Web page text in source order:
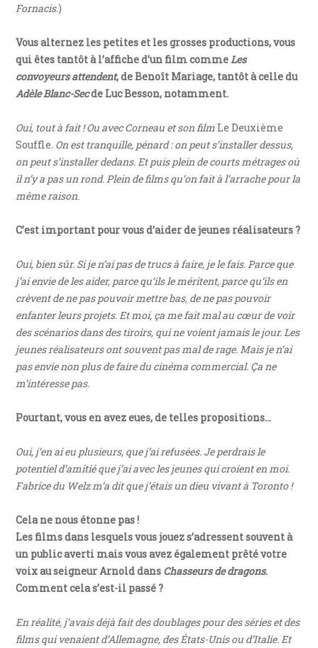
Fornacis.)
Vous alternez les petites et les grosses productions, vous
qui êtes tantôt à l’affiche d’un film comme Les
convoyeurs attendent, de Benoît Mariage, tantôt à celle du
Adèle Blanc-Secde Luc Besson, notamment.
Oui, tout à fait ! Ou avec Corneau et son film Le Deuxième
Souffle. On est tranquille, pénard : on peut s’installer dessus,
on peut s’installer dedans. Et puis plein de courts métrages où
il n’y a pas un rond. Plein de films qu’on fait à l’arrache pour la
même raison.
C’est important pour vous d’aider de jeunes réalisateurs ?
Oui, bien sûr. Si je n’ai pas de trucs à faire, je le fais. Parce que
j’ai envie de les aider, parce qu’ils le méritent, parce qu’ils en
crèvent de ne pas pouvoir mettre bas, de ne pas pouvoir
enfanter leurs projets. Et moi, ça me fait mal au cœur de voir
des scénarios dans des tiroirs, qui ne voient jamais le jour. Les
jeunes réalisateurs ont souvent pas mal de rage. Mais je n’ai
pas envie non plus de faire du cinéma commercial. Ça ne
m’intéresse pas.
Pourtant, vous en avez eues, de telles propositions…
Oui, j’en ai eu plusieurs, que j’ai refusées. Je perdrais le
potentiel d’amitié que j’ai avec les jeunes qui croient en moi.
Fabrice du Welz m’a dit que j’étais un dieu vivant à Toronto !
Cela ne nous étonne pas !
Les films dans lesquels vous jouez s’adressent souvent à
un public averti mais vous avez également prêté votre
voix au seigneur Arnold dans Chasseurs de dragons.
Comment cela s’est-il passé ?
En réalité, j’avais déjà fait des doublages pour des séries et des
films qui venaient d’Allemagne, des États-Unis ou d’Italie. Et